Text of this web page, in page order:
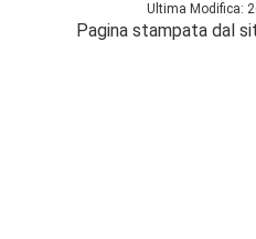
Ultima Modifica:
Pagina stampata dal